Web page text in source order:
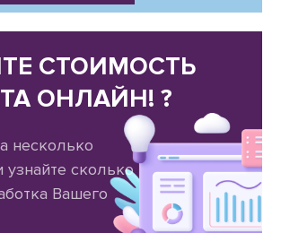
СТОИМОСТЬ
ОНЛАЙН! ?
несколько
узнайте сколько
Вашего